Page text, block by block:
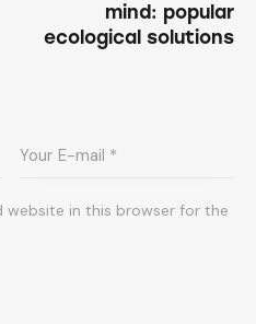
mind: popular
ecological solutions
website in this browser for the